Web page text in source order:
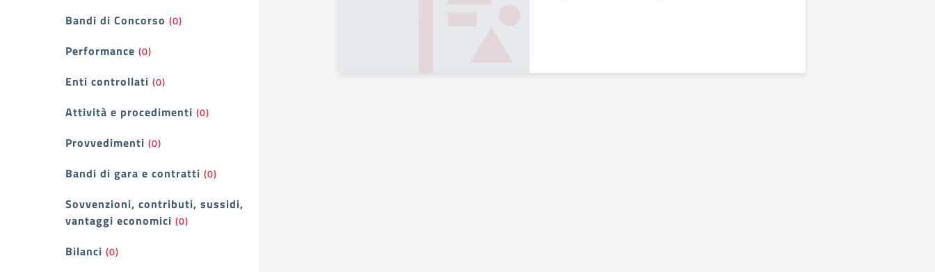
Bandi di Concorso (0)
Performance (0)
Enti controllati (0)
Attività e procedimenti (0)
Provvedimenti (0)
Bandi di gara e contratti (0)
Sovvenzioni, contributi, sussidi,
vantaggi economici (0)
Bilanci (0)